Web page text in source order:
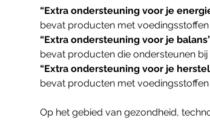
“Extra ondersteuning voor je
bevat producten met
“Extra ondersteuning voor je
bevat producten die ondersteunen
“Extra ondersteuning voor je
bevat producten met
Op het gebied van gezondheid,